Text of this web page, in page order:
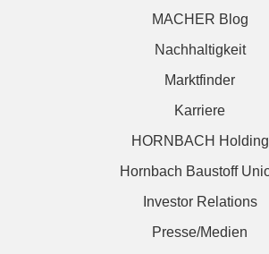
MACHER Blog
Nachhaltigkeit
Marktfinder
Karriere
HORNBACH Holding
Hornbach Baustoff
Investor Relations
Presse/Medien